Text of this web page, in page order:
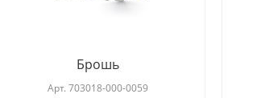
Брошь
Арт.703018-000-0059